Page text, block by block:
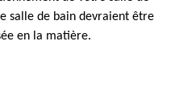
salle de bain devraient être
en la matière.